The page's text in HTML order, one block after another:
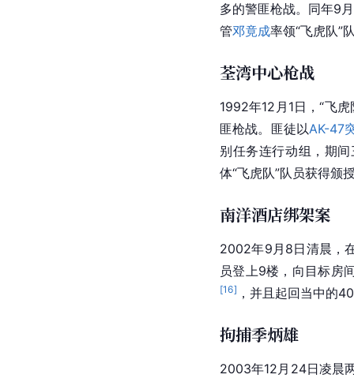
多的警匪枪战。同年9
管邓竟成率领“飞虎队”
荃湾中心枪战
1992年12月1日，“飞
匪枪战。匪徒以AK-47
别任务连行动组，期
体“飞虎队”队员获得颁
南洋酒店绑架案
2002年9月8日清晨，
员登上9楼，向目标房
[16] ，并且起回当中的
拘捕季炳雄
2003年12月24日凌晨